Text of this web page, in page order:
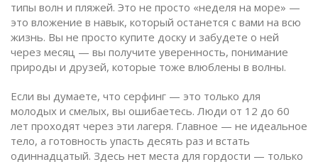
типы волн и пляжей. Это не просто «неделя на море» —
это вложение в навык, который останется с вами на всю
жизнь. Вы не просто купите доску и забудете о ней
через месяц — вы получите уверенность, понимание
природы и друзей, которые тоже влюблены в волны.
Если вы думаете, что серфинг — это только для
молодых и смелых, вы ошибаетесь. Люди от 12 до 60
лет проходят через эти лагеря. Главное — не идеальное
тело, а готовность упасть десять раз и встать
одиннадцатый. Здесь нет места для гордости — только